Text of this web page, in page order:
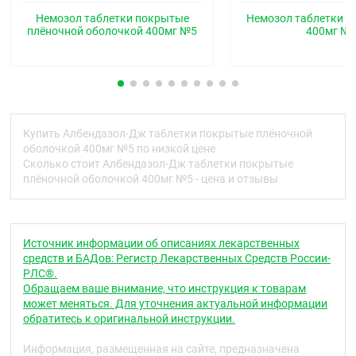
Код АТХ
Албендазол является противогельминтным
средством. Албендазол относится к группе
карбаматбензимидазолов. Механизм действия
албендазола — его способность нарушать
активность микротубулярной системы клеток
кишечного канала гельминтов, вызывая при этом
этого являются биохимические нарушения в
клетке — угнетение транспорта глюкозы и
активности фумаратредактазы, которое лежит в
основе подавления клеточного деления на стадии
метафазы и с которым связано угнетение
яйцекладки и развития личинок гельминтов.
Албендазол блокирует передвижение секреторных
круглых червей, обуславливая их гибель.
Немозол таблетки покрытые
плёночной оболочкой 400мг №5
Немозол таблетки
400мг
Купить Албендазол-Дж таблетки покрытые плёночной
оболочкой 400мг №5 по низкой цене
Сколько стоит Албендазол-Дж таблетки покрытые
плёночной оболочкой 400мг №5 - цена и отзывы
Источник информации об описаниях лекарственных
средств и БАДов: Регистр Лекарственных Средств России-
РЛС®.
Обращаем ваше внимание, что инструкция к товарам
может меняться. Для уточнения актуальной информации
обратитесь к оригинальной инструкции.
Информация, размещенная на сайте, предназначена